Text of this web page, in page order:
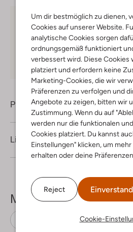
Um dir bestmöglich zu dienen,
Cookies auf unserer Website.
analytische Cookies sorgen
ordnungsgemäß funktioniert
verbessert wird. Diese Cookies
platziert und erfordern keine
Marketing-Cookies, die wir
Präferenzen zu verfolgen und
Angebote zu zeigen, bitten wir
Zustimmung. Wenn du auf
werden nur die funktionalen
Cookies platziert. Du kannst
Einstellungen" klicken, um
erhalten oder deine
Reject
Cookie-
Kostenloser Versandab € 75 für
Kauf auf Rechnung 30 Tagen
Produktinformation
Lieferung & Rückgabe
Mehr sehen
Fiveunits